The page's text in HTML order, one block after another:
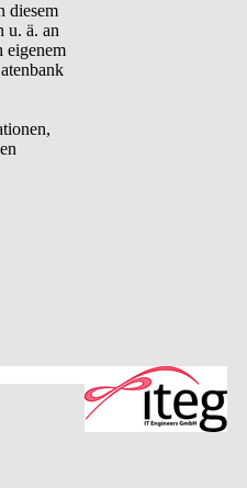
diesem
u. ä. an
eigenem